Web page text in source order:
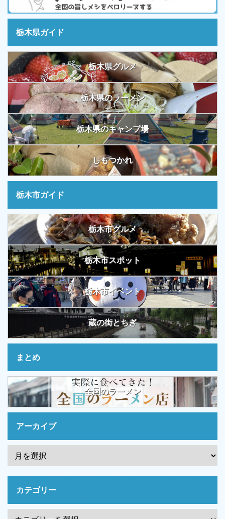
栃木県ガイド
栃木県グルメ
栃木県のラーメン
栃木県のキャンプ場
しもつかれ
栃木市ガイド
栃木市グルメ
栃木市スポット
栃木市イベント
蔵の街とちぎ
まとめ
全国のラーメン
アーカイブ
カテゴリー